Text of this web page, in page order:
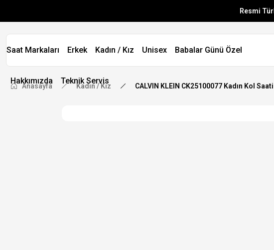
Resmi
Saat Markaları Erkek Kadın / Kız Unisex Babalar Günü Özel
Hakkımızda Teknik Servis
Anasayfa Kadın / Kız CALVIN KLEIN CK25100077 Kadın Kol Saati